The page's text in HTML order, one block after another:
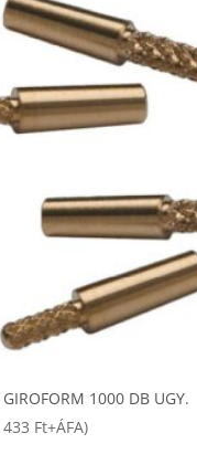
1000 DB UGY.
Ft+ÁFA)